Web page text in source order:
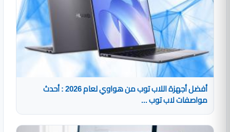
أفضل أجهزة اللاب توب من هواوي لعام 2026 : أحدث
مواصفات لاب توب ...